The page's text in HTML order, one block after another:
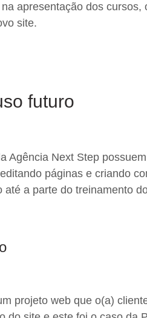
apresentação dos
site.
futuro
Agência Next Step
páginas e criando
até a parte do treinamento
projeto web que o(a)